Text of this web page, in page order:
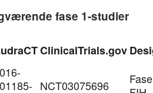
fase 1-studier
ClinicalTrials.gov
NCT03075696